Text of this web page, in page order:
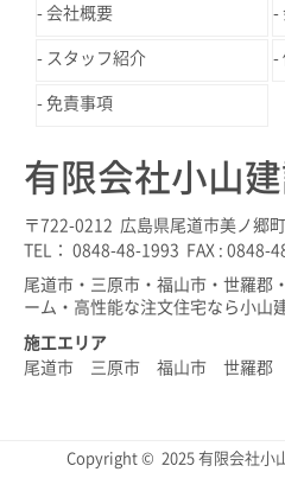
会社概要
スタッフ紹介
免責事項
有限会社小山
〒722-0212 広島県尾道市美ノ郷
TEL： 0848-48-1993 FAX : 0848-
尾道市・三原市・福山市・世羅郡
ーム・高性能な注文住宅なら小山
施工エリア
尾道市 三原市 福山市 世羅郡
Copyright © 2025 有限会社小